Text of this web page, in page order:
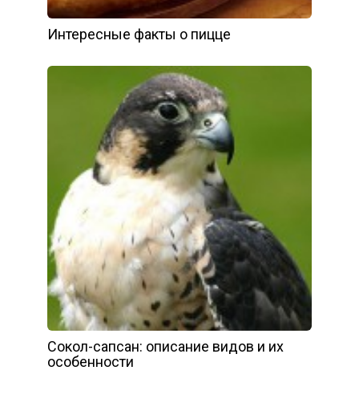
Интересные факты о пицце
Сокол-сапсан: описание видов и их
особенности